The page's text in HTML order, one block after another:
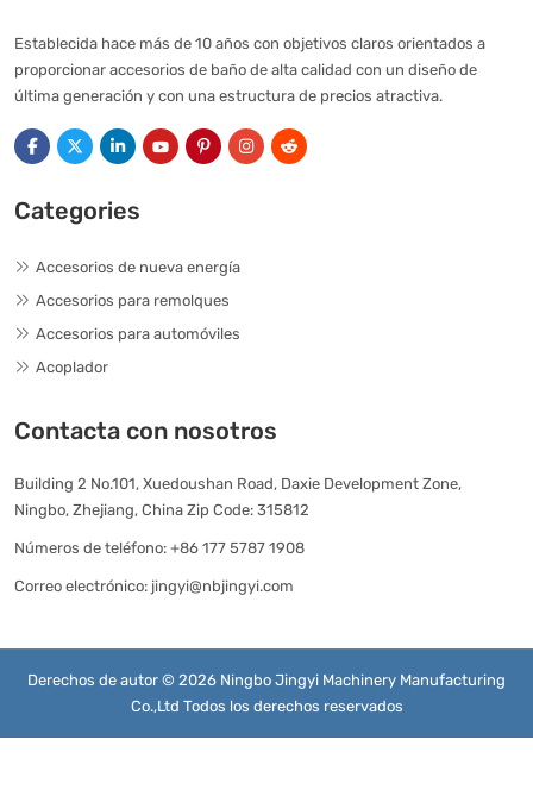
Establecida hace más de 10 años con objetivos claros orientados a
proporcionar accesorios de baño de alta calidad con un diseño de
última generación y con una estructura de precios atractiva.
Categories
Accesorios de nueva energía
Accesorios para remolques
Accesorios para automóviles
Acoplador
Contacta con nosotros
Building 2 No.101, Xuedoushan Road, Daxie Development Zone,
Ningbo, Zhejiang, China Zip Code: 315812
Números de teléfono: +86 177 5787 1908
Correo electrónico: jingyi@nbjingyi.com
Derechos de autor © 2026 Ningbo Jingyi Machinery Manufacturing
Co.,Ltd Todos los derechos reservados